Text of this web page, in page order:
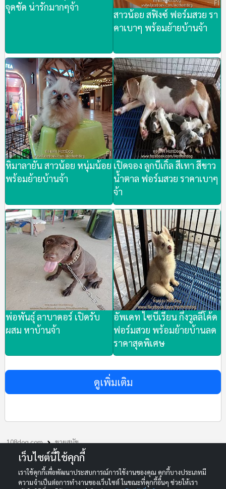
จุดชัด น่ารักมากๆจ้า
สาวน้อย สฟิงซ์ ฟอร์มสวย รา
คาเบาๆ พร้อมย้ายบ้านจ้า
หิมาลายัน สาวน้อย หนุ่มน้อย
พร้อมย้ายบ้านจ้า
เปิดจอง ลูกบีเกิ้ล สีเทา สีขาว
น้ำตาล ฟอร์มสวย ราคาเบาๆ
จ้า
พ่อพันธุ์ ลาบาดอร์ เปิดรับ
ผสม หาบ้านจ้า
อัพเดท ไซบีเรียน กึ่งวูลลี่โค้ด
ฟอร์มสวย พร้อมย้ายบ้านลด
ราคาสุดพิเศษ
ดูเพิ่มเติม
108dog.com
ขายสุนัข
ดัลเมเชียน ลายจุด ฟอร์มสวยจุดชัด น่ารักมากๆจ้า
เว็บไซต์นี้ใช้คุกกี้
เราใช้คุกกี้เพื่อพัฒนาประสบการณ์การใช้งานของคุณ คุกกี้บางประเภทมี
ความจำเป็นต่อการทำงานของเว็บไซต์ ในขณะที่คุกกี้อื่นๆ ช่วยให้เรา
© 2013-2026 108DOG.COM. All rights reserved.